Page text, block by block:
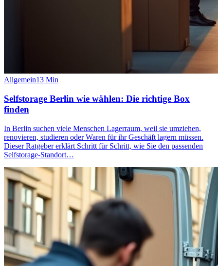
Allgemein13 Min
Selfstorage Berlin wie wählen: Die richtige Box
finden
In Berlin suchen viele Menschen Lagerraum, weil sie umziehen,
renovieren, studieren oder Waren für ihr Geschäft lagern müssen.
Dieser Ratgeber erklärt Schritt für Schritt, wie Sie den passenden
Selfstorage-Standort…